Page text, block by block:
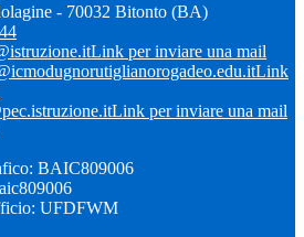
- 70032 Bitonto (BA)
Link per inviare una mail
Link
Link per inviare una mail
BAIC809006
UFDFWM